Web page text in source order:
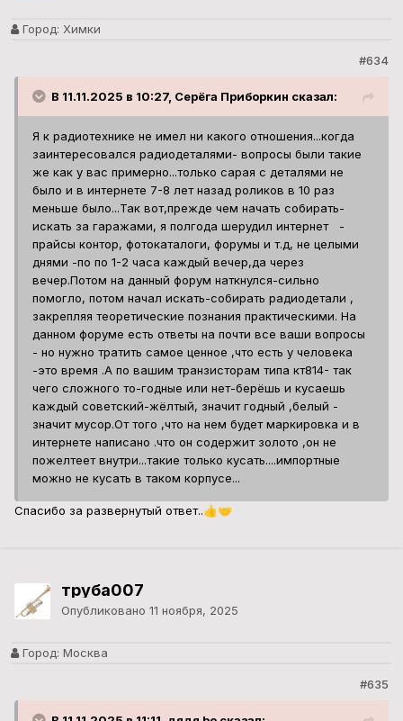
Город: Химки
#634
В 11.11.2025 в 10:27, Серёга Приборкин сказал:
Я к радиотехнике не имел ни какого отношения...когда
заинтересовался радиодеталями- вопросы были такие
же как у вас примерно...только сарая с деталями не
было и в интернете 7-8 лет назад роликов в 10 раз
меньше было...Так вот,прежде чем начать собирать-
искать за гаражами, я полгода шерудил интернет -
прайсы контор, фотокаталоги, форумы и т.д, не целыми
днями -по по 1-2 часа каждый вечер,да через
вечер.Потом на данный форум наткнулся-сильно
помогло, потом начал искать-собирать радиодетали ,
закрепляя теоретические познания практическими. На
данном форуме есть ответы на почти все ваши вопросы
- но нужно тратить самое ценное ,что есть у человека
-это время .А по вашим транзисторам типа кт814- так
чего сложного то-годные или нет-берёшь и кусаешь
каждый советский-жёлтый, значит годный ,белый -
значит мусор.От того ,что на нем будет маркировка и в
интернете написано .что он содержит золото ,он не
пожелтеет внутри...такие только кусать....импортные
можно не кусать в таком корпусе...
Спасибо за развернутый ответ..👍🤝
труба007
Опубликовано 11 ноября, 2025
Город: Москва
#635